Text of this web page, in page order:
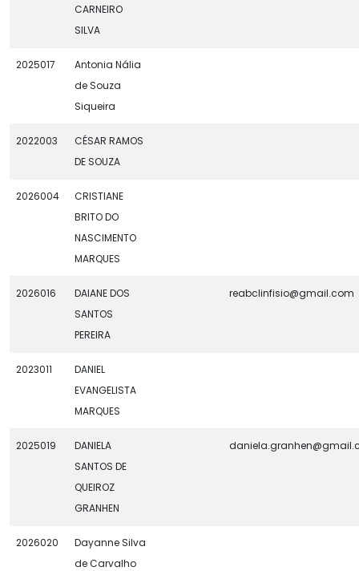
CARNEIRO
SILVA
2025017
Antonia Nália
de Souza
Siqueira
2022003
CÉSAR RAMOS
DE SOUZA
2026004
CRISTIANE
BRITO DO
NASCIMENTO
MARQUES
2026016
DAIANE DOS
SANTOS
PEREIRA
reabclinfisio@gmail.com
2023011
DANIEL
EVANGELISTA
MARQUES
2025019
DANIELA
SANTOS DE
QUEIROZ
GRANHEN
2026020
Dayanne Silva
de Carvalho